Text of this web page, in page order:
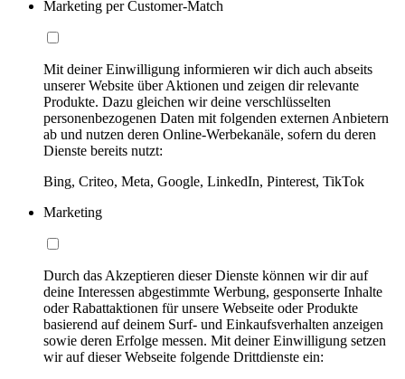
Marketing per Customer-Match
Mit deiner Einwilligung informieren wir dich auch abseits
unserer Website über Aktionen und zeigen dir relevante
Produkte. Dazu gleichen wir deine verschlüsselten
personenbezogenen Daten mit folgenden externen Anbietern
ab und nutzen deren Online-Werbekanäle, sofern du deren
Dienste bereits nutzt:
Bing, Criteo, Meta, Google, LinkedIn, Pinterest, TikTok
Marketing
Durch das Akzeptieren dieser Dienste können wir dir auf
deine Interessen abgestimmte Werbung, gesponserte Inhalte
oder Rabattaktionen für unsere Webseite oder Produkte
basierend auf deinem Surf- und Einkaufsverhalten anzeigen
sowie deren Erfolge messen. Mit deiner Einwilligung setzen
wir auf dieser Webseite folgende Drittdienste ein: